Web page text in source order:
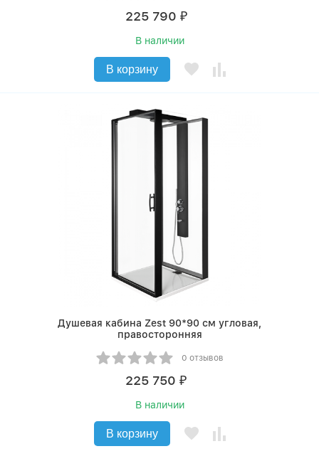
225 790 ₽
В наличии
В корзину
Душевая кабина Zest 90*90 см угловая,
правосторонняя
0 отзывов
225 750 ₽
В наличии
В корзину